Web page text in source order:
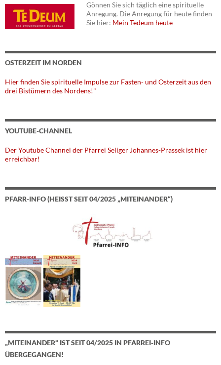
Gönnen Sie sich täglich eine spirituelle
Anregung. Die Anregung für heute finden
Sie hier: Mein Tedeum heute
OSTERZEIT IM NORDEN
Hier finden Sie spirituelle Impulse zur Fasten- und Osterzeit aus den
drei Bistümern des Nordens!"
YOUTUBE-CHANNEL
Der Youtube Channel der Pfarrei Seliger Johannes-Prassek ist hier
erreichbar!
PFARR-INFO (HEISST SEIT 04/2025 „MITEINANDER“)
„MITEINANDER“ IST SEIT 04/2025 IN PFARREI-INFO
ÜBERGEGANGEN!